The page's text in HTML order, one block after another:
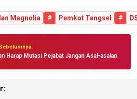
Magnolia # Pemkot Tangsel #
Harap Mutasi Pejabat Jangan Asal-asalan